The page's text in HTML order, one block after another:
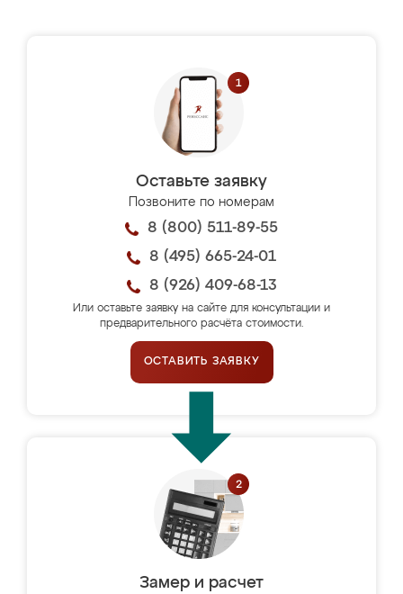
Оставьте заявку
Позвоните по номерам
8 (800) 511-89-55
8 (495) 665-24-01
8 (926) 409-68-13
Или оставьте заявку на сайте для консультации и
предварительного расчёта стоимости.
ОСТАВИТЬ ЗАЯВКУ
Замер и расчет